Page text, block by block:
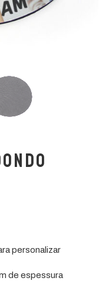
personalizar
de espessura